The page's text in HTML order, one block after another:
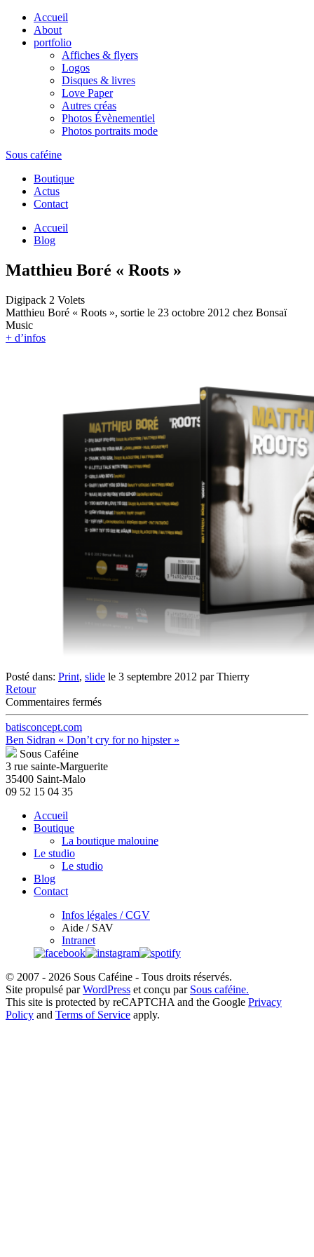
Accueil
About
portfolio
Affiches & flyers
Logos
Disques & livres
Love Paper
Autres créas
Photos Évènementiel
Photos portraits mode
Sous caféine
Boutique
Actus
Contact
Accueil
Blog
Matthieu Boré « Roots »
Digipack 2 Volets
Matthieu Boré « Roots », sortie le 23 octobre 2012 chez Bonsaï
Music
+ d’infos
Posté dans: Print, slide le 3 septembre 2012 par Thierry
Retour
Commentaires ferméssur
Matthieu
« Roots »
batisconcept.com
Ben Sidran « Don’t cry for no hipster »
Sous Caféine
3 rue sainte-Marguerite
35400 Saint-Malo
09 52 15 04 35
Accueil
Boutique
La boutique malouine
Le studio
Le studio
Blog
Contact
Infos légales / CGV
Aide / SAV
Intranet
© 2007 - 2026 Sous Caféine - Tous droits réservés.
Site propulsé parWordPress et conçu par Sous caféine.
This site is protected by reCAPTCHA and the Google Privacy
Policy and Terms of Service apply.